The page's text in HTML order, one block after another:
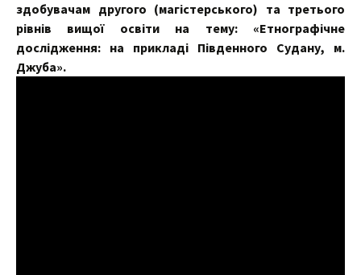
здобувачам другого (магістерського) та третього
рівнів вищої освіти на тему: «Етнографічне
дослідження: на прикладі Південного Судану, м.
Джуба».